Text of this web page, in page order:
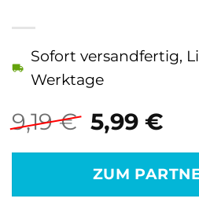
9,19€
Preis
war:
9,19 €
5,99 €
ist:
Sofort versandfertig,
Werktage
ZUM